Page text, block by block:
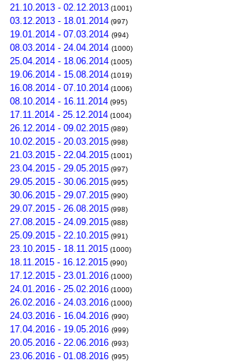
21.10.2013 - 02.12.2013 (1001)
03.12.2013 - 18.01.2014 (997)
19.01.2014 - 07.03.2014 (994)
08.03.2014 - 24.04.2014 (1000)
25.04.2014 - 18.06.2014 (1005)
19.06.2014 - 15.08.2014 (1019)
16.08.2014 - 07.10.2014 (1006)
08.10.2014 - 16.11.2014 (995)
17.11.2014 - 25.12.2014 (1004)
26.12.2014 - 09.02.2015 (989)
10.02.2015 - 20.03.2015 (998)
21.03.2015 - 22.04.2015 (1001)
23.04.2015 - 29.05.2015 (997)
29.05.2015 - 30.06.2015 (995)
30.06.2015 - 29.07.2015 (990)
29.07.2015 - 26.08.2015 (998)
27.08.2015 - 24.09.2015 (988)
25.09.2015 - 22.10.2015 (991)
23.10.2015 - 18.11.2015 (1000)
18.11.2015 - 16.12.2015 (990)
17.12.2015 - 23.01.2016 (1000)
24.01.2016 - 25.02.2016 (1000)
26.02.2016 - 24.03.2016 (1000)
24.03.2016 - 16.04.2016 (990)
17.04.2016 - 19.05.2016 (999)
20.05.2016 - 22.06.2016 (993)
23.06.2016 - 01.08.2016 (995)